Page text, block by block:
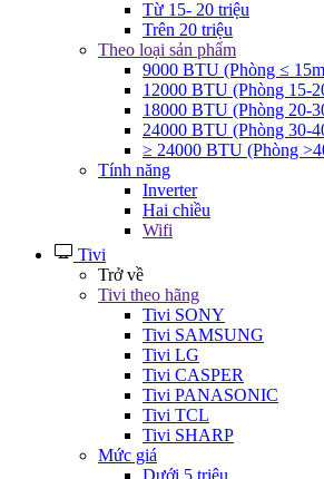
Từ 15- 20 triệu
Trên 20 triệu
Theo loại sản phẩm
9000 BTU (Phòng ≤
12000 BTU (Phòng 15-
18000 BTU (Phòng 20-
24000 BTU (Phòng 30-
≥ 24000 BTU (Phòng
Tính năng
Inverter
Hai chiều
Wifi
Tivi
Trở về
Tivi theo hãng
Tivi SONY
Tivi SAMSUNG
Tivi LG
Tivi CASPER
Tivi PANASONIC
Tivi TCL
Tivi SHARP
Mức giá
Dưới 5 triệu